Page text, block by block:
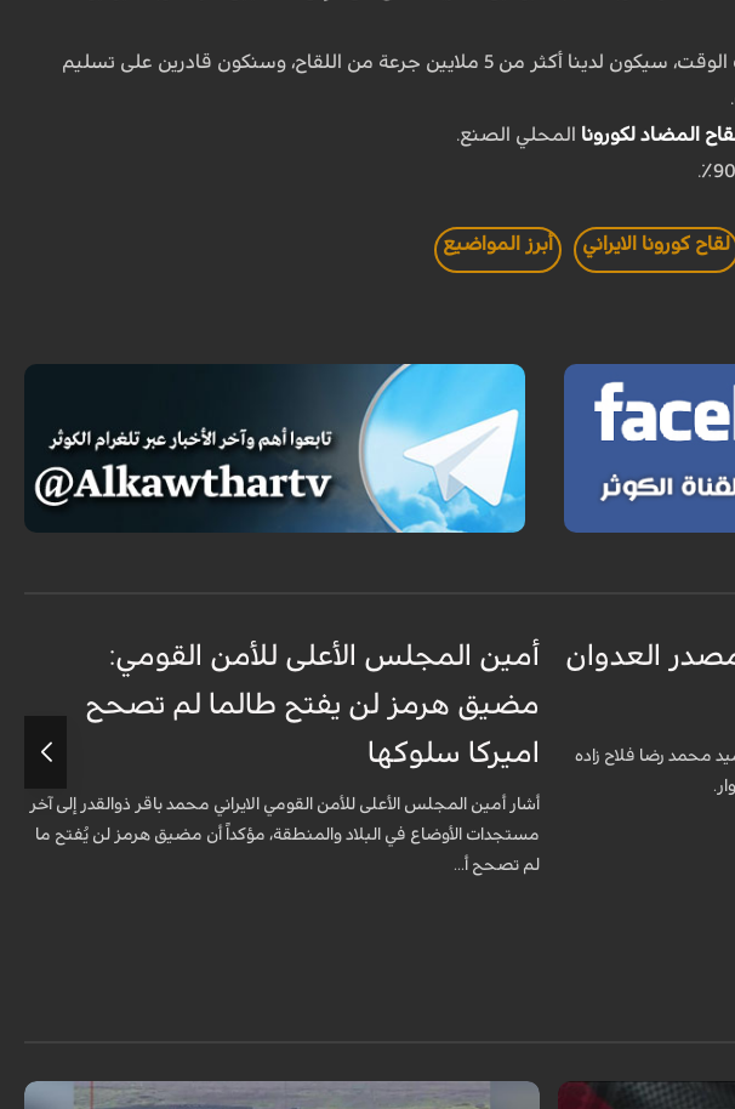
وتابع المساعد التنسيقي للجنة تنفيذ أمر الامام الخميني (رض): في ذلك الوقت، سيكون لدينا أكثر من 5 ملايين جرعة من اللقاح، وسنكون قادرين على تسليم
المضاد لكورونا المحلي الصنع.
لقاح كورونا الايراني أبرز المواضيع
العدوان
محمد رضا فلاح زاده
أمين المجلس الأعلى للأمن القومي:
مضيق هرمز لن يفتح طالما لم تصحح
اميركا سلوكها
أشار أمين المجلس الأعلى للأمن القومي الايراني محمد باقر ذوالقدر إلى آخر
مستجدات الأوضاع في البلاد والمنطقة، مؤكداً أن مضيق هرمز لن يُفتح ما
لم تصحح أ...